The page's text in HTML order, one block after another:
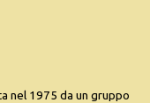
nel 1975 da un gruppo